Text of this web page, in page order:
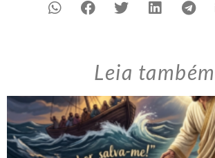
Leia também